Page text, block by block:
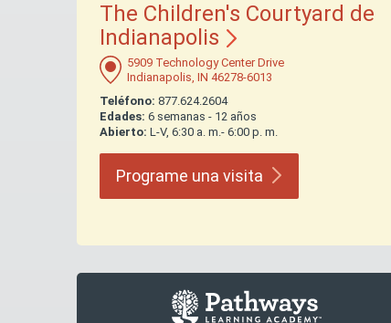
The Children's Courtyard de
Indianapolis
5909 Technology Center Drive
Indianapolis, IN 46278-6013
Teléfono: 877.624.2604
Edades: 6 semanas - 12 años
Abierto: L-V, 6:30 a. m.- 6:00 p. m.
Programe una visita